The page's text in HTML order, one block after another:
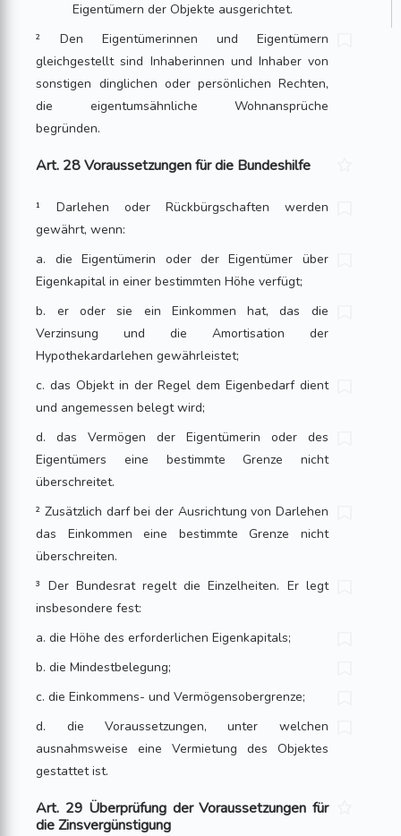
Eigentümern der Objekte aus­gerichtet.
² Den Eigentümerinnen und Eigentümern
gleichgestellt sind Inhaberinnen und Inhaber von
sonstigen dinglichen oder persönlichen Rechten,
die eigentumsähnliche Wohnansprüche
begründen.
Art. 28 Voraussetzungen für die Bundeshilfe
¹ Darlehen oder Rückbürgschaften werden
gewährt, wenn:
a. die Eigentümerin oder der Eigentümer über
Eigenkapital in einer bestimmten Höhe verfügt;
b. er oder sie ein Einkommen hat, das die
Verzinsung und die Amortisation der
Hypothekardarlehen gewährleistet;
c. das Objekt in der Regel dem Eigenbedarf dient
und angemessen belegt wird;
d. das Vermögen der Eigentümerin oder des
Eigentümers eine bestimmte Grenze nicht
überschreitet.
² Zusätzlich darf bei der Ausrichtung von Darlehen
das Einkommen eine bestimmte Grenze nicht
überschreiten.
³ Der Bundesrat regelt die Einzelheiten. Er legt
insbesondere fest:
a. die Höhe des erforderlichen Eigenkapitals;
b. die Mindestbelegung;
c. die Einkommens- und Vermögensobergrenze;
d. die Voraussetzungen, unter welchen
ausnahmsweise eine Vermietung des Objektes
gestattet ist.
Art. 29 Überprüfung der Voraussetzungen für
die Zinsvergünstigung